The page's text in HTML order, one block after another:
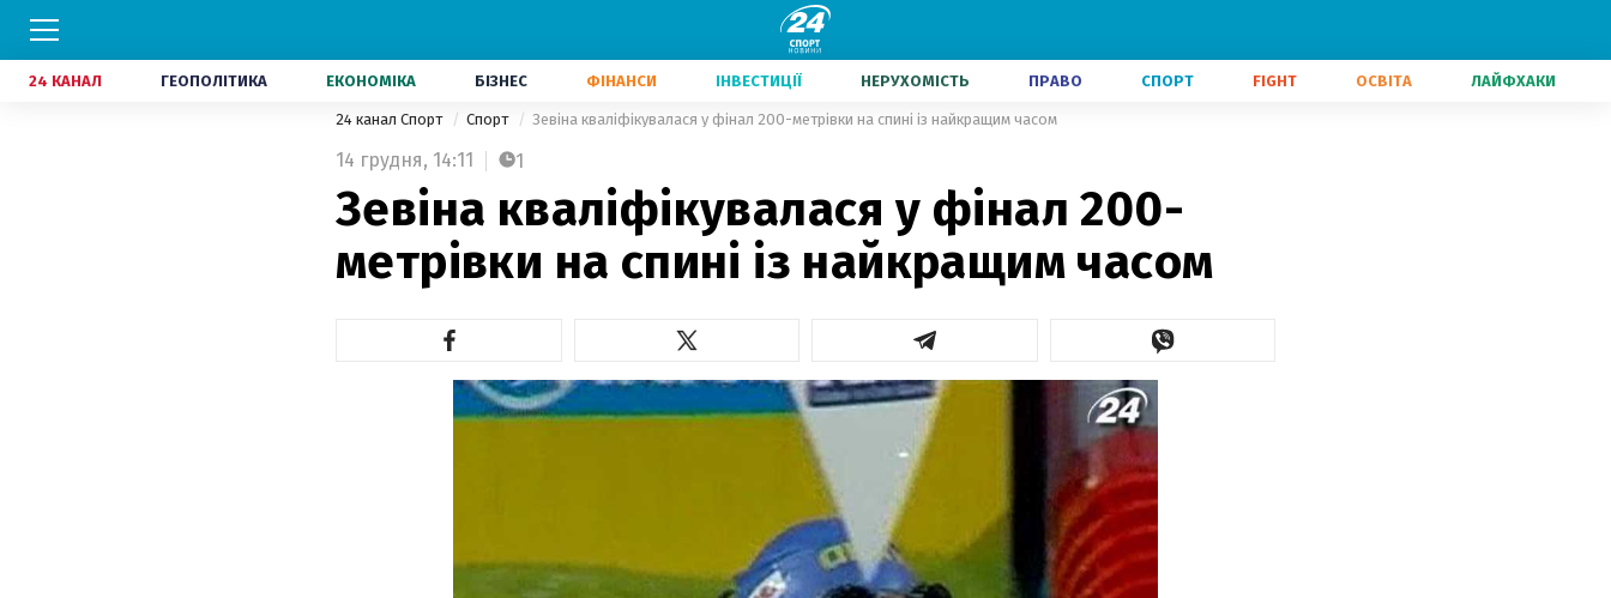
24 КАНАЛ ГЕОПОЛІТИКА ЕКОНОМІКА БІЗНЕС ФІНАНСИ ІНВЕСТИЦІЇ НЕРУХОМІСТЬ ПРАВО СПОРТ FIGHT ОСВІТА ЛАЙФХАКИ
24 канал Спорт Спорт Зевіна кваліфікувалася у фінал 200-метрівки на спині із найкращим часом
14 грудня, 14:11 1
Зевіна кваліфікувалася у фінал 200-
метрівки на спині із найкращим часом